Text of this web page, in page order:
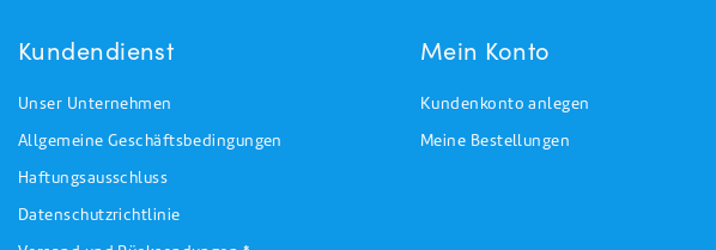
Kundendienst
Unser Unternehmen
Allgemeine Geschäftsbedingungen
Haftungsausschluss
Datenschutzrichtlinie
Mein Konto
Kundenkonto anlegen
Meine Bestellungen